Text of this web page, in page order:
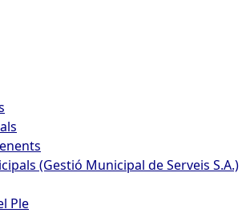
(Gestió Municipal de Serveis S.A.)
Ple